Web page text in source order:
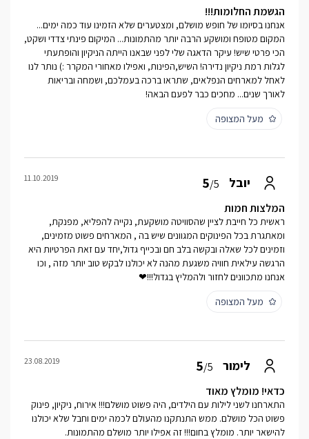
הגשמת החלומות!!!
אנחנו בסיומו של חופש מושלם, ומצטערים שלא הזמינו עוד כמה ימים...
המקום מטופח ומושקע הרבה יותר מהתמונות... המיקום פינתי צדדי ושקט,
הכי פרטי שיש! עיקר הדאגה שלי לפני שבאנו הייתה הניקיון והופתעתי
לגלות רמת ניקיון נדירה! השיש,הפינות, ואפילו מאחורי המקרר :) נותר לנו
לאחל למארחים הנפלאים, שתראו ברכה בעמלכם, ושמחה ובריאות
לאורך שנים... מחכים כבר לפעם הבאה!
מעל המצופה
יובל 5/5
11.10.2019
המלצות חמות
ראשית כל חייבת לציין שהסוויטה מושקעת, נקייה להפליא, מפנקת,
ומאתגרת בכל הפינוקים המגוונים שיש בה , המארחים פשוט מזמינים,
וזמינים לכל שאלה ובקשה בלב חם ובכייף גדול,יחד עם זאת הפרטיות היא
הרגשה עילאית חוויה משגעת מהנה לא יכולנו לבקש טוב יותר מזה , וכו
אנחנו מתכוונים לחזור ולהמליץ בגדול!!!❤
מעל המצופה
לימור 5/5
23.08.2019
כדאי! מומלץ מאוד
התארחנו לשני לילות עם הילדים, היה פשוט מושלם!!! אירוח, ניקיון, פינוק
פשוט הכל מושלם. ממש התנתקנו מהעולם לכמה ימים וחבל שלא יכולנו
להישאר יותר. מומלץ בחום!!! זה אפילו יותר מושלם מהתמונות.